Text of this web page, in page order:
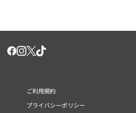
ご利用規約
プライバシーポリシー